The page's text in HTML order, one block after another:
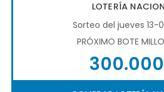
LOTERÍA
Sorteo del jueves 13-
PRÓXIMO BOTE